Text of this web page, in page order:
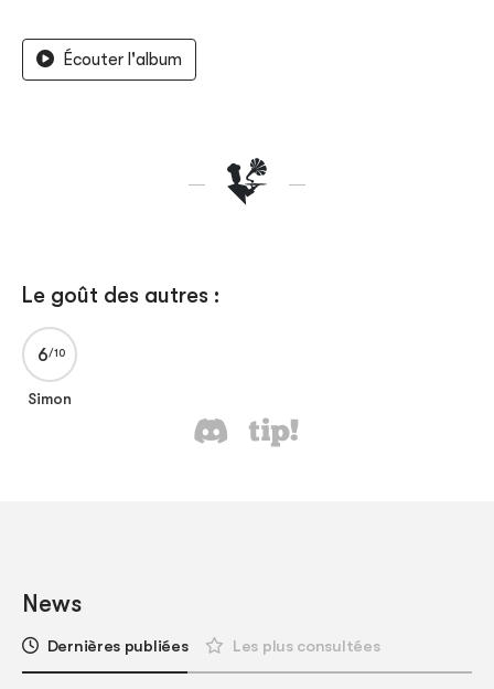
Écouter l'album
Le goût des autres :
6
Simon
News
Dernières publiées Les plus consultées